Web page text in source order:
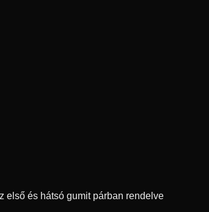
első és hátsó gumit párban rendelve